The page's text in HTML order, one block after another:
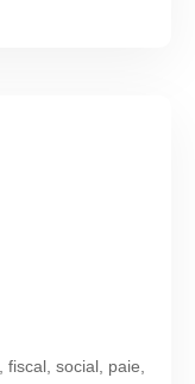
fiscal, social, paie,